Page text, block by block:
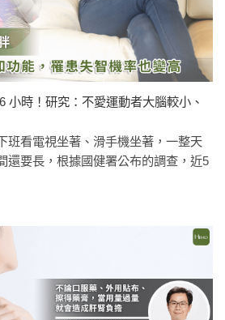
小時！研究：不愛運動者大腦較小、
班看電視坐著、滑手機坐著，一整天
還要長，根據國健署公布的調查，近5